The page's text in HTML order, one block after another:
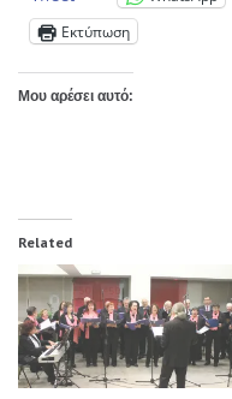
Εκτύπωση
Μου αρέσει αυτό:
Related